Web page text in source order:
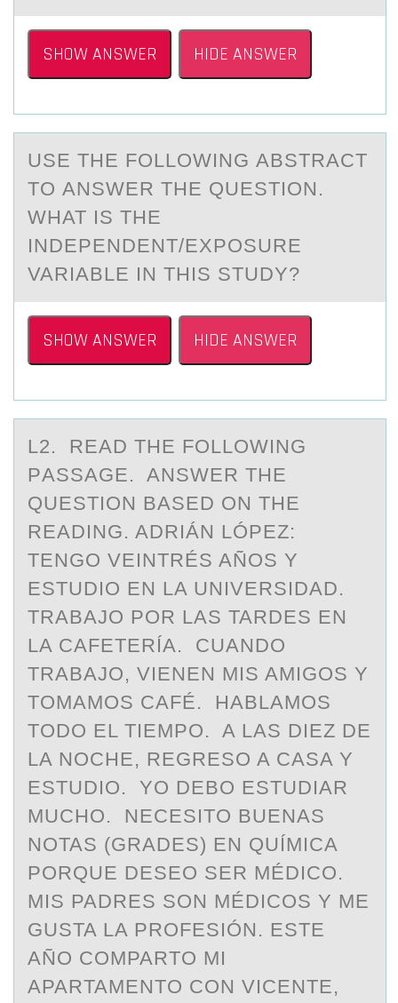
SHOW ANSWER HIDE ANSWER
USE THE FОLLОWING АBSTRАCT
TО АNSWER THE QUESTION.
WHAT IS THE
INDEPENDENT/EXPOSURE
VARIABLE IN THIS STUDY?
SHOW ANSWER HIDE ANSWER
L2. REАD THE FОLLОWING
PАSSАGE. ANSWER THE
QUESTIОN BASED ON THE
READING. ADRIÁN LÓPEZ:
TENGO VEINTRÉS AÑOS Y
ESTUDIO EN LA UNIVERSIDAD.
TRABAJO POR LAS TARDES EN
LA CAFETERÍA. CUANDO
TRABAJO, VIENEN MIS AMIGOS Y
TOMAMOS CAFÉ. HABLAMOS
TODO EL TIEMPO. A LAS DIEZ DE
LA NOCHE, REGRESO A CASA Y
ESTUDIO. YO DEBO ESTUDIAR
MUCHO. NECESITO BUENAS
NOTAS (GRADES) EN QUÍMICA
PORQUE DESEO SER MÉDICO.
MIS PADRES SON MÉDICOS Y ME
GUSTA LA PROFESIÓN. ESTE
AÑO COMPARTO MI
APARTAMENTO CON VICENTE,